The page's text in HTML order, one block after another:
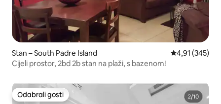
Stan – South Padre Island Prosječna
4,91 (345)
Cijeli prostor, 2bd 2b stan na plaži, s bazenom!
Odabrali gosti
Odabrali gosti